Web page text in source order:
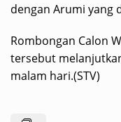
dengan Arumi yang
Rombongan Calon
tersebut
malam hari.(STV)